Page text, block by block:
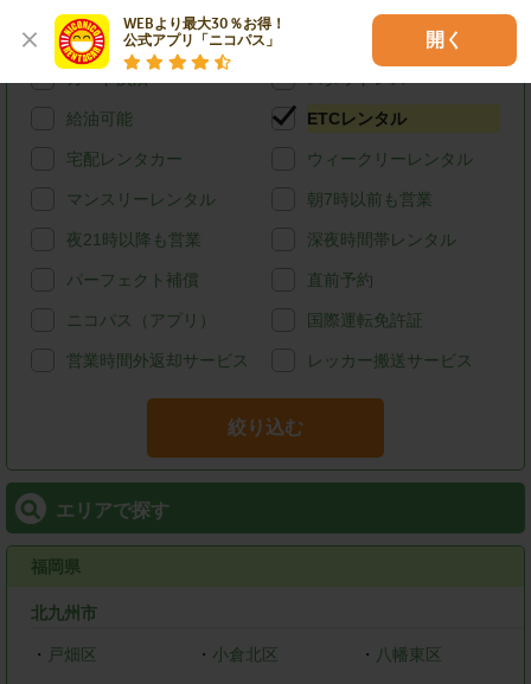
WEBより最大30％お得！
公式アプリ「ニコパス」
開く
ハイブリッド
給油可能 ETCレンタル
宅配レンタカー ウィークリーレンタル
マンスリーレンタル 朝7時以前も営業
夜21時以降も営業 深夜時間帯レンタル
パーフェクト補償 直前予約
ニコパス（アプリ） 国際運転免許証
営業時間外返却サービス レッカー搬送サービス
絞り込む
エリアで探す
福岡県
北九州市
・ 戸畑区 ・ 小倉北区 ・ 八幡東区